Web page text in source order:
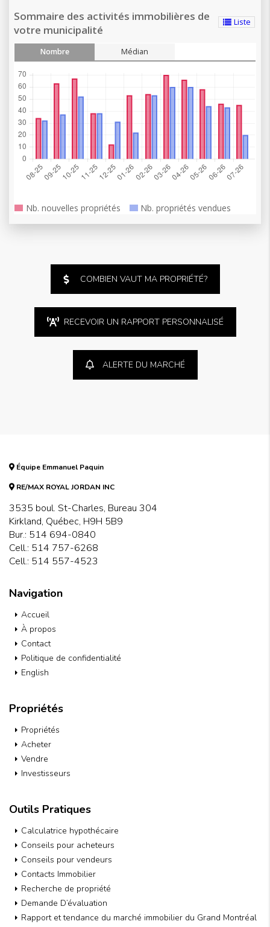
COMBIEN VAUT MA PROPRIÉTÉ?
RECEVOIR UN RAPPORT PERSONNALISÉ
ALERTE DU MARCHÉ
Équipe Emmanuel Paquin
RE/MAX ROYAL JORDAN INC
3535 boul. St-Charles, Bureau 304
Kirkland, Québec, H9H 5B9
Bur.: 514 694-0840
Cell.: 514 757-6268
Cell.: 514 557-4523
Navigation
Accueil
À propos
Contact
Politique de confidentialité
English
Propriétés
Propriétés
Acheter
Vendre
Investisseurs
Outils Pratiques
Calculatrice hypothécaire
Conseils pour acheteurs
Conseils pour vendeurs
Contacts Immobilier
Recherche de propriété
Demande D’évaluation
Rapport et tendance du marché immobilier du Grand Montréal